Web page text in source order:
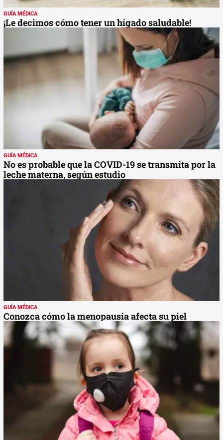
GUÍA MÉDICA
¡Le decimos cómo tener un hígado saludable!
GUÍA MÉDICA
No es probable que la COVID-19 se transmita por la
leche materna, según estudio
GUÍA MÉDICA
Conozca cómo la menopausia afecta su piel